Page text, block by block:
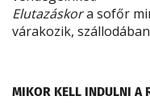
Elutazáskora sofőr
várakozik,
MIKOR KELL INDULNI A